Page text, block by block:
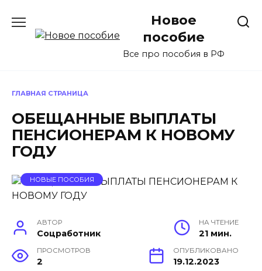
содержанию
Новое
пособие
Все про пособия в РФ
ГЛАВНАЯ СТРАНИЦА
ОБЕЩАННЫЕ ВЫПЛАТЫ
ПЕНСИОНЕРАМ К НОВОМУ
ГОДУ
НОВЫЕ ПОСОБИЯ
АВТОР
Соцработник
НА ЧТЕНИЕ
21 мин.
ПРОСМОТРОВ
2
ОПУБЛИКОВАНО
19.12.2023